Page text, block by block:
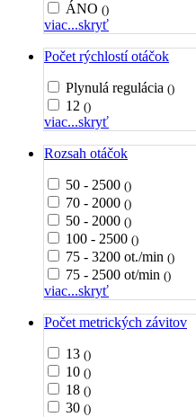
ÁNO ()
viac...skryť
Počet rýchlostí otáčok
Plynulá regulácia ()
12 ()
viac...skryť
Rozsah otáčok
50 - 2500 ()
70 - 2000 ()
50 - 2000 ()
100 - 2500 ()
75 - 3200 ot./min ()
75 - 2500 ot/min ()
viac...skryť
Počet metrických závitov
13 ()
10 ()
18 ()
30 ()